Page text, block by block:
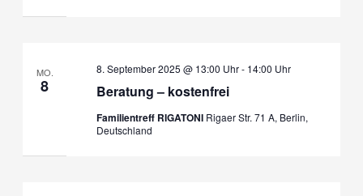
MO.
8 Beratung – kostenfrei
8. September 2025 @ 13:00 Uhr- 14:00 Uhr
Familientreff RIGATONI Rigaer Str. 71 A, Berlin,
Deutschland